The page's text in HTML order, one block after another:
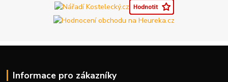
Informace pro zákazníky